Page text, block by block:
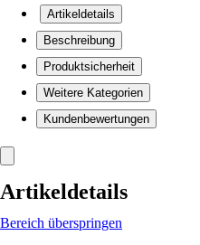
Artikeldetails
Beschreibung
Produktsicherheit
Weitere Kategorien
Kundenbewertungen
Artikeldetails
Bereich überspringen